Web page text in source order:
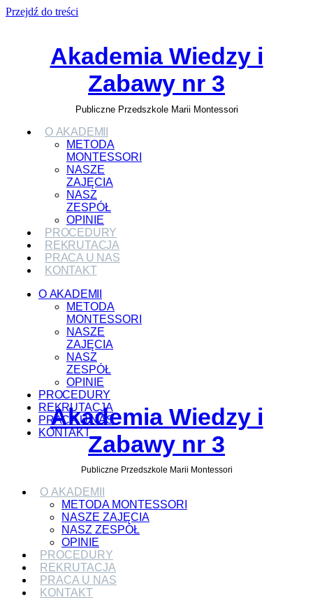
Przejdź do treści
Akademia Wiedzy i
Zabawy nr 3
Publiczne Przedszkole Marii Montessori
O AKADEMII
METODA
MONTESSORI
NASZE
ZAJĘCIA
NASZ
ZESPÓŁ
OPINIE
PROCEDURY
REKRUTACJA
PRACA U NAS
KONTAKT
O AKADEMII
METODA
MONTESSORI
NASZE
ZAJĘCIA
NASZ
ZESPÓŁ
OPINIE
PROCEDURY
REKRUTACJA
PRACA U NAS
KONTAKT
Akademia Wiedzy i
Zabawy nr 3
Publiczne Przedszkole Marii Montessori
O AKADEMII
METODA MONTESSORI
NASZE ZAJĘCIA
NASZ ZESPÓŁ
OPINIE
PROCEDURY
REKRUTACJA
PRACA U NAS
KONTAKT